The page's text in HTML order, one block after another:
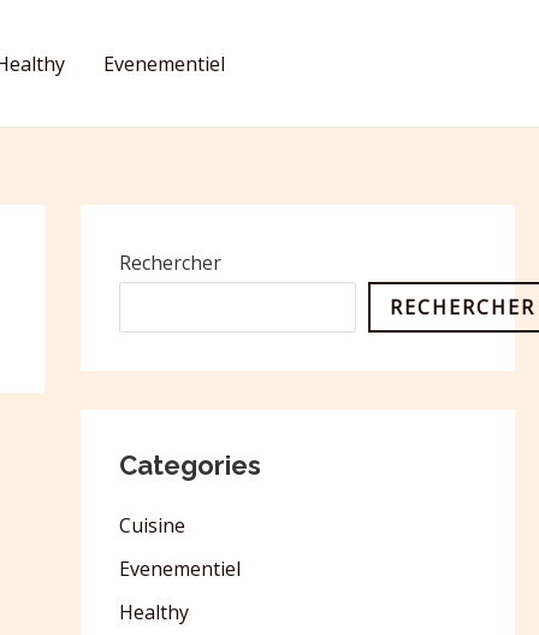
Evenementiel
Rechercher
RECHERCHER
Categories
Cuisine
Evenementiel
Healthy